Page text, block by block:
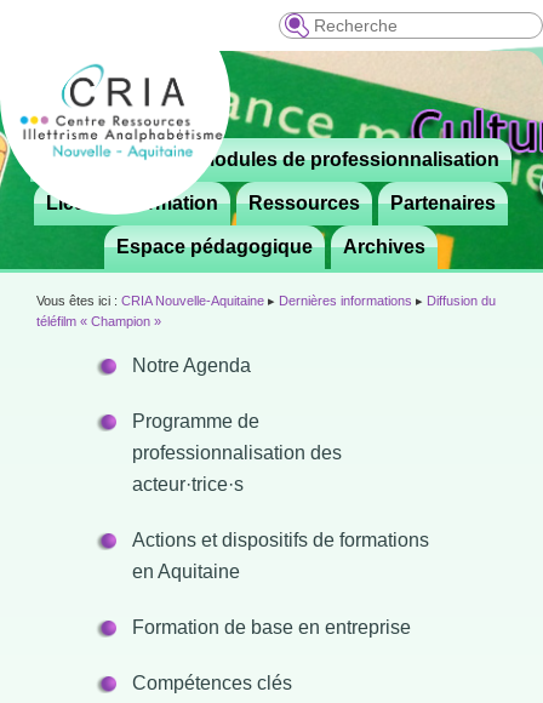
Recherche
Menu
principal
Aller
contenu
principal
 Le CRIA Modules de professionnalisation
Lieux de formation Ressources Partenaires
Espace pédagogique Archives
Vous êtes ici : CRIA Nouvelle-Aquitaine ▸ Dernières informations ▸ Diffusion du
téléfilm « Champion »
Notre Agenda
Programme de
professionnalisation des
acteur·trice·s
Actions et dispositifs de formations
en Aquitaine
Formation de base en entreprise
Compétences clés